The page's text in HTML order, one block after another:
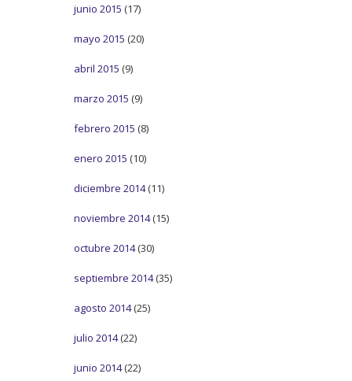
junio 2015 (17)
mayo 2015 (20)
abril 2015 (9)
marzo 2015 (9)
febrero 2015 (8)
enero 2015 (10)
diciembre 2014(11)
noviembre 2014(15)
octubre 2014(30)
septiembre 2014(35)
agosto 2014(25)
julio 2014(22)
junio 2014(22)